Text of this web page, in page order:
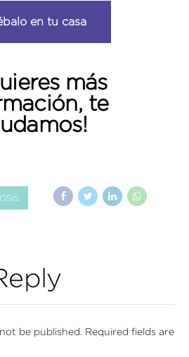
en tu casa
más
te
be published. Required fields are